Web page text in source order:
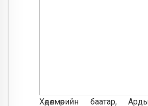
Хөдөлмөрийн баатар,